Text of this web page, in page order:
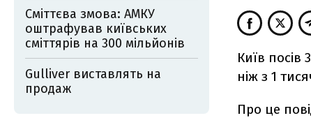
Київ посів
ніж з 1
Про це
Сміттєва змова: АМКУ
оштрафував київських
сміттярів на 300 мільйонів
Gulliver виставлять на
продаж